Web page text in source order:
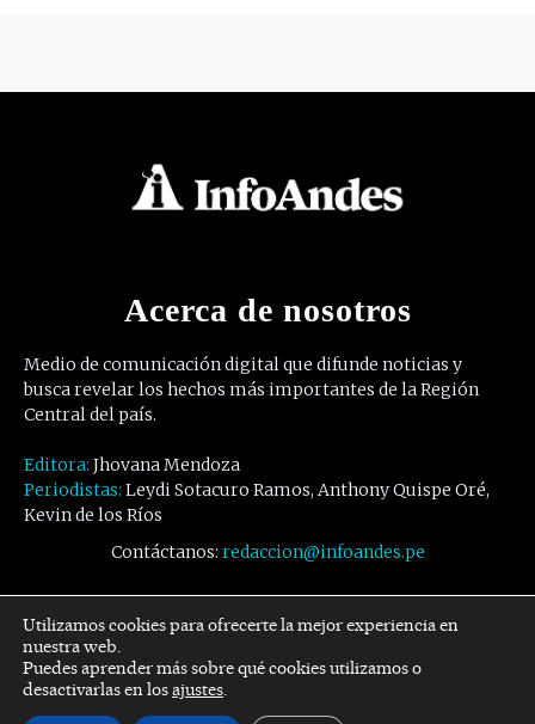
Acerca de nosotros
Medio de comunicación digital que difunde noticias y
busca revelar los hechos más importantes de la Región
Central del país.
Editora: Jhovana Mendoza
Periodistas: Leydi Sotacuro Ramos, Anthony Quispe Oré,
Kevin de los Ríos
Contáctanos: redaccion@infoandes.pe
Síguenos
Facebook Twitter Youtube
Utilizamos cookies para ofrecerte la mejor experiencia en
nuestra web.
Puedes aprender más sobre qué cookies utilizamos o
desactivarlas en losajustes.